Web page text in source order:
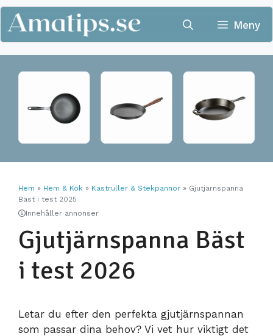
Hoppa
till
innehåll
Meny
Hem » Hem & Kök » Kastruller & Stekpannor » Gjutjärnspanna
Bäst i test 2025
Innehåller annonser
Gjutjärnspanna Bäst
i test 2026
Letar du efter den perfekta gjutjärnspannan
som passar dina behov? Vi vet hur viktigt det